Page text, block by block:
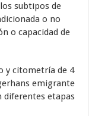
subtipos de
o no
o capacidad de
y citometría de 4
emigrante
diferentes etapas